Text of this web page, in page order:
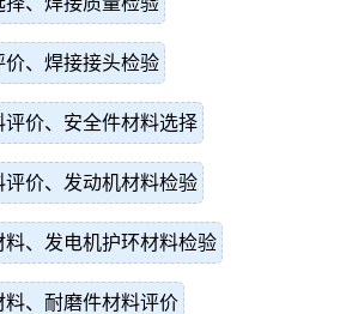
、焊接接头检验
价、安全件材料选择
价、发动机材料检验
料、发电机护环材料检验
、耐磨件材料评价